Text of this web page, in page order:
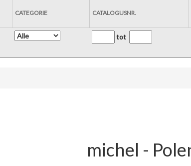
CATEGORIE CATALOGUSNR.
tot
michel -